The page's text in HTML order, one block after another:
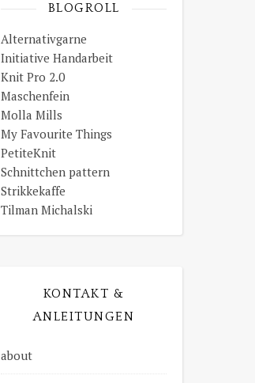
BLOGROLL
Alternativgarne
Initiative Handarbeit
Knit Pro 2.0
Maschenfein
Molla Mills
My Favourite Things
PetiteKnit
Schnittchen pattern
Strikkekaffe
Tilman Michalski
KONTAKT &
ANLEITUNGEN
about